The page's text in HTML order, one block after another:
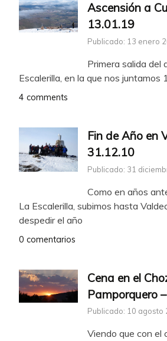
Ascensión a
13.01.19
Publicado: 13 enero
Primera salida del
Escalerilla, en la que nos juntamos
4 comments
Fin de Año en
31.12.10
Publicado: 31
Como en años
La Escalerilla, subimos hasta
despedir el año
0 comentarios
Cena en el
Pamporquero
Publicado: 10 agosto
Viendo que con el